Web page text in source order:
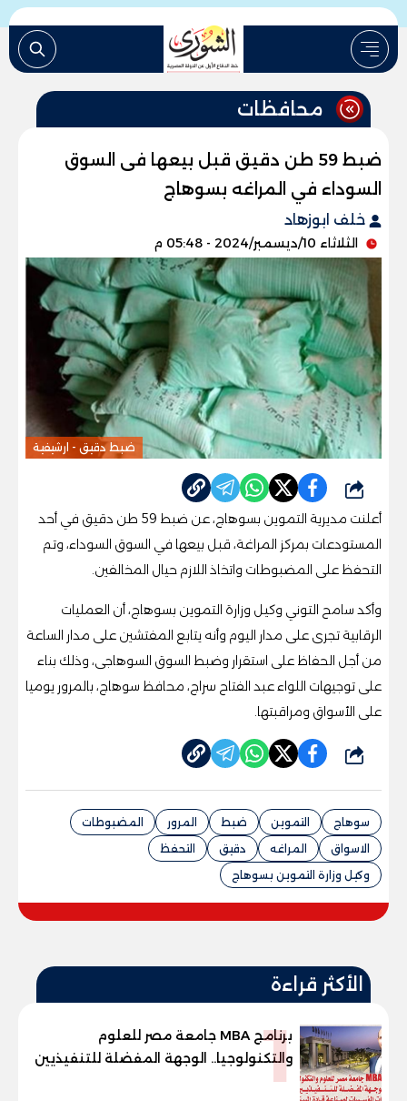
محافظات
ضبط 59 طن دقيق قبل بيعها فى السوق
السوداء في المراغه بسوهاج
خلف ابوزهاد
الثلاثاء 10/ديسمبر/2024 - 05:48 م
ضبط دقيق - ارشيفية
شارك
أعلنت مديرية التموين بسوهاج، عن ضبط 59 طن دقيق في أحد
المستودعات بمركز المراغة، قبل بيعها في السوق السوداء، وتم
التحفظ على المضبوطات واتخاذ اللازم حيال المخالفين.
وأكد سامح التوني وكيل وزارة التموين بسوهاج، أن العمليات
الرقابية تجرى على مدار اليوم وأنه يتابع المفتشين على مدار الساعة
من أجل الحفاظ على استقرار وضبط السوق السوهاجى، وذلك بناء
على توجيهات اللواء عبد الفتاح سراج، محافظ سوهاج، بالمرور يوميا
على الأسواق ومراقبتها.
شارك
سوهاج التموين ضبط المرور
المضبوطات
الاسواق
المراغه دقيق
التحفظ
وكيل وزارة التموين بسوهاج
الأكثر قراءة
1
برنامج MBA جامعة مصر للعلوم
والتكنولوجيا.. الوجهة المفضلة للتنفيذيين
وقيادات المؤسسات لصناعة قادة